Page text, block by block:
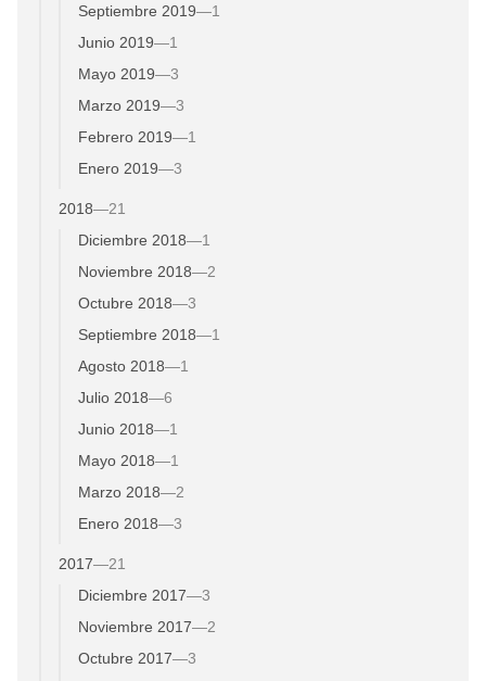
Septiembre 2019—1
Junio 2019—1
Mayo 2019—3
Marzo 2019—3
Febrero 2019—1
Enero 2019—3
2018—21
Diciembre 2018—1
Noviembre 2018—2
Octubre 2018—3
Septiembre 2018—1
Agosto 2018—1
Julio 2018—6
Junio 2018—1
Mayo 2018—1
Marzo 2018—2
Enero 2018—3
2017—21
Diciembre 2017—3
Noviembre 2017—2
Octubre 2017—3